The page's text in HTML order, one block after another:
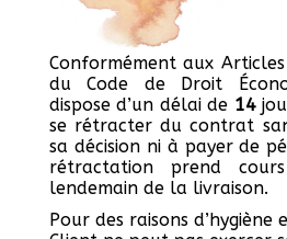
Conformément aux
du Code de Droit
dispose d’un délai de 14
se rétracter du contrat
sa décision ni à payer de
rétractation prend
lendemain de la livraison.
Pour des raisons d’hygiène